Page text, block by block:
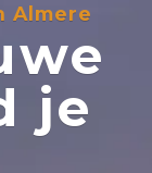
Almere
je